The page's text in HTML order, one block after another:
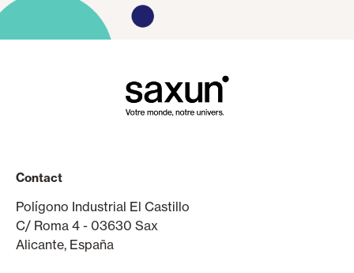
Contact
Polígono Industrial El Castillo
C/ Roma 4 - 03630 Sax
Alicante, España